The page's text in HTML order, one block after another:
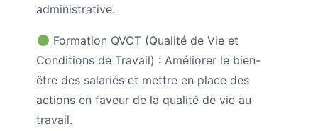
administrative.
Formation QVCT (Qualité de Vie et
Conditions de Travail) : Améliorer le bien-
être des salariés et mettre en place des
actions en faveur de la qualité de vie au
travail.